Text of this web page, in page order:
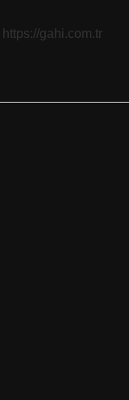
https://gahi.com.tr